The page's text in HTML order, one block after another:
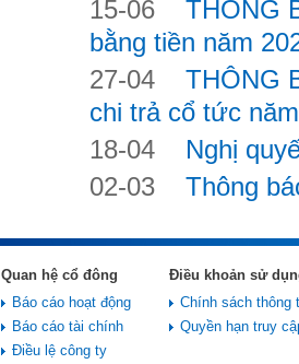
15-06 THÔNG
bằng tiền năm
27-04 THÔNG
chi trả cổ tức
18-04 Nghị
02-03 Thông
Quan hệ cổ đông
Báo cáo hoạt động
Báo cáo tài chính
Điều lệ công ty
Điều khoản sử
Chính sách thông
Quyền hạn truy